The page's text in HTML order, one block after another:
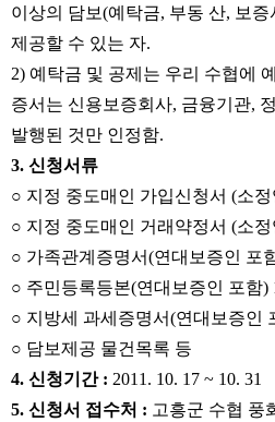
이상의 담보(예탁금, 부동 산, 보
제공할 수 있는 자.
2) 예탁금 및 공제는 우리 수협에
증서는 신용보증회사, 금융기관,
발행된 것만 인정함.
3. 신청서류
○ 지정 중도매인 가입신청서 (소정
○ 지정 중도매인 거래약정서 (소정
○ 가족관계증명서(연대보증인 포
○ 주민등록등본(연대보증인 포함)
○ 지방세 과세증명서(연대보증인
○ 담보제공 물건목록 등
4. 신청기간 : 2011. 10. 17 ~ 10. 31
5. 신청서 접수처 : 고흥군 수협 풍